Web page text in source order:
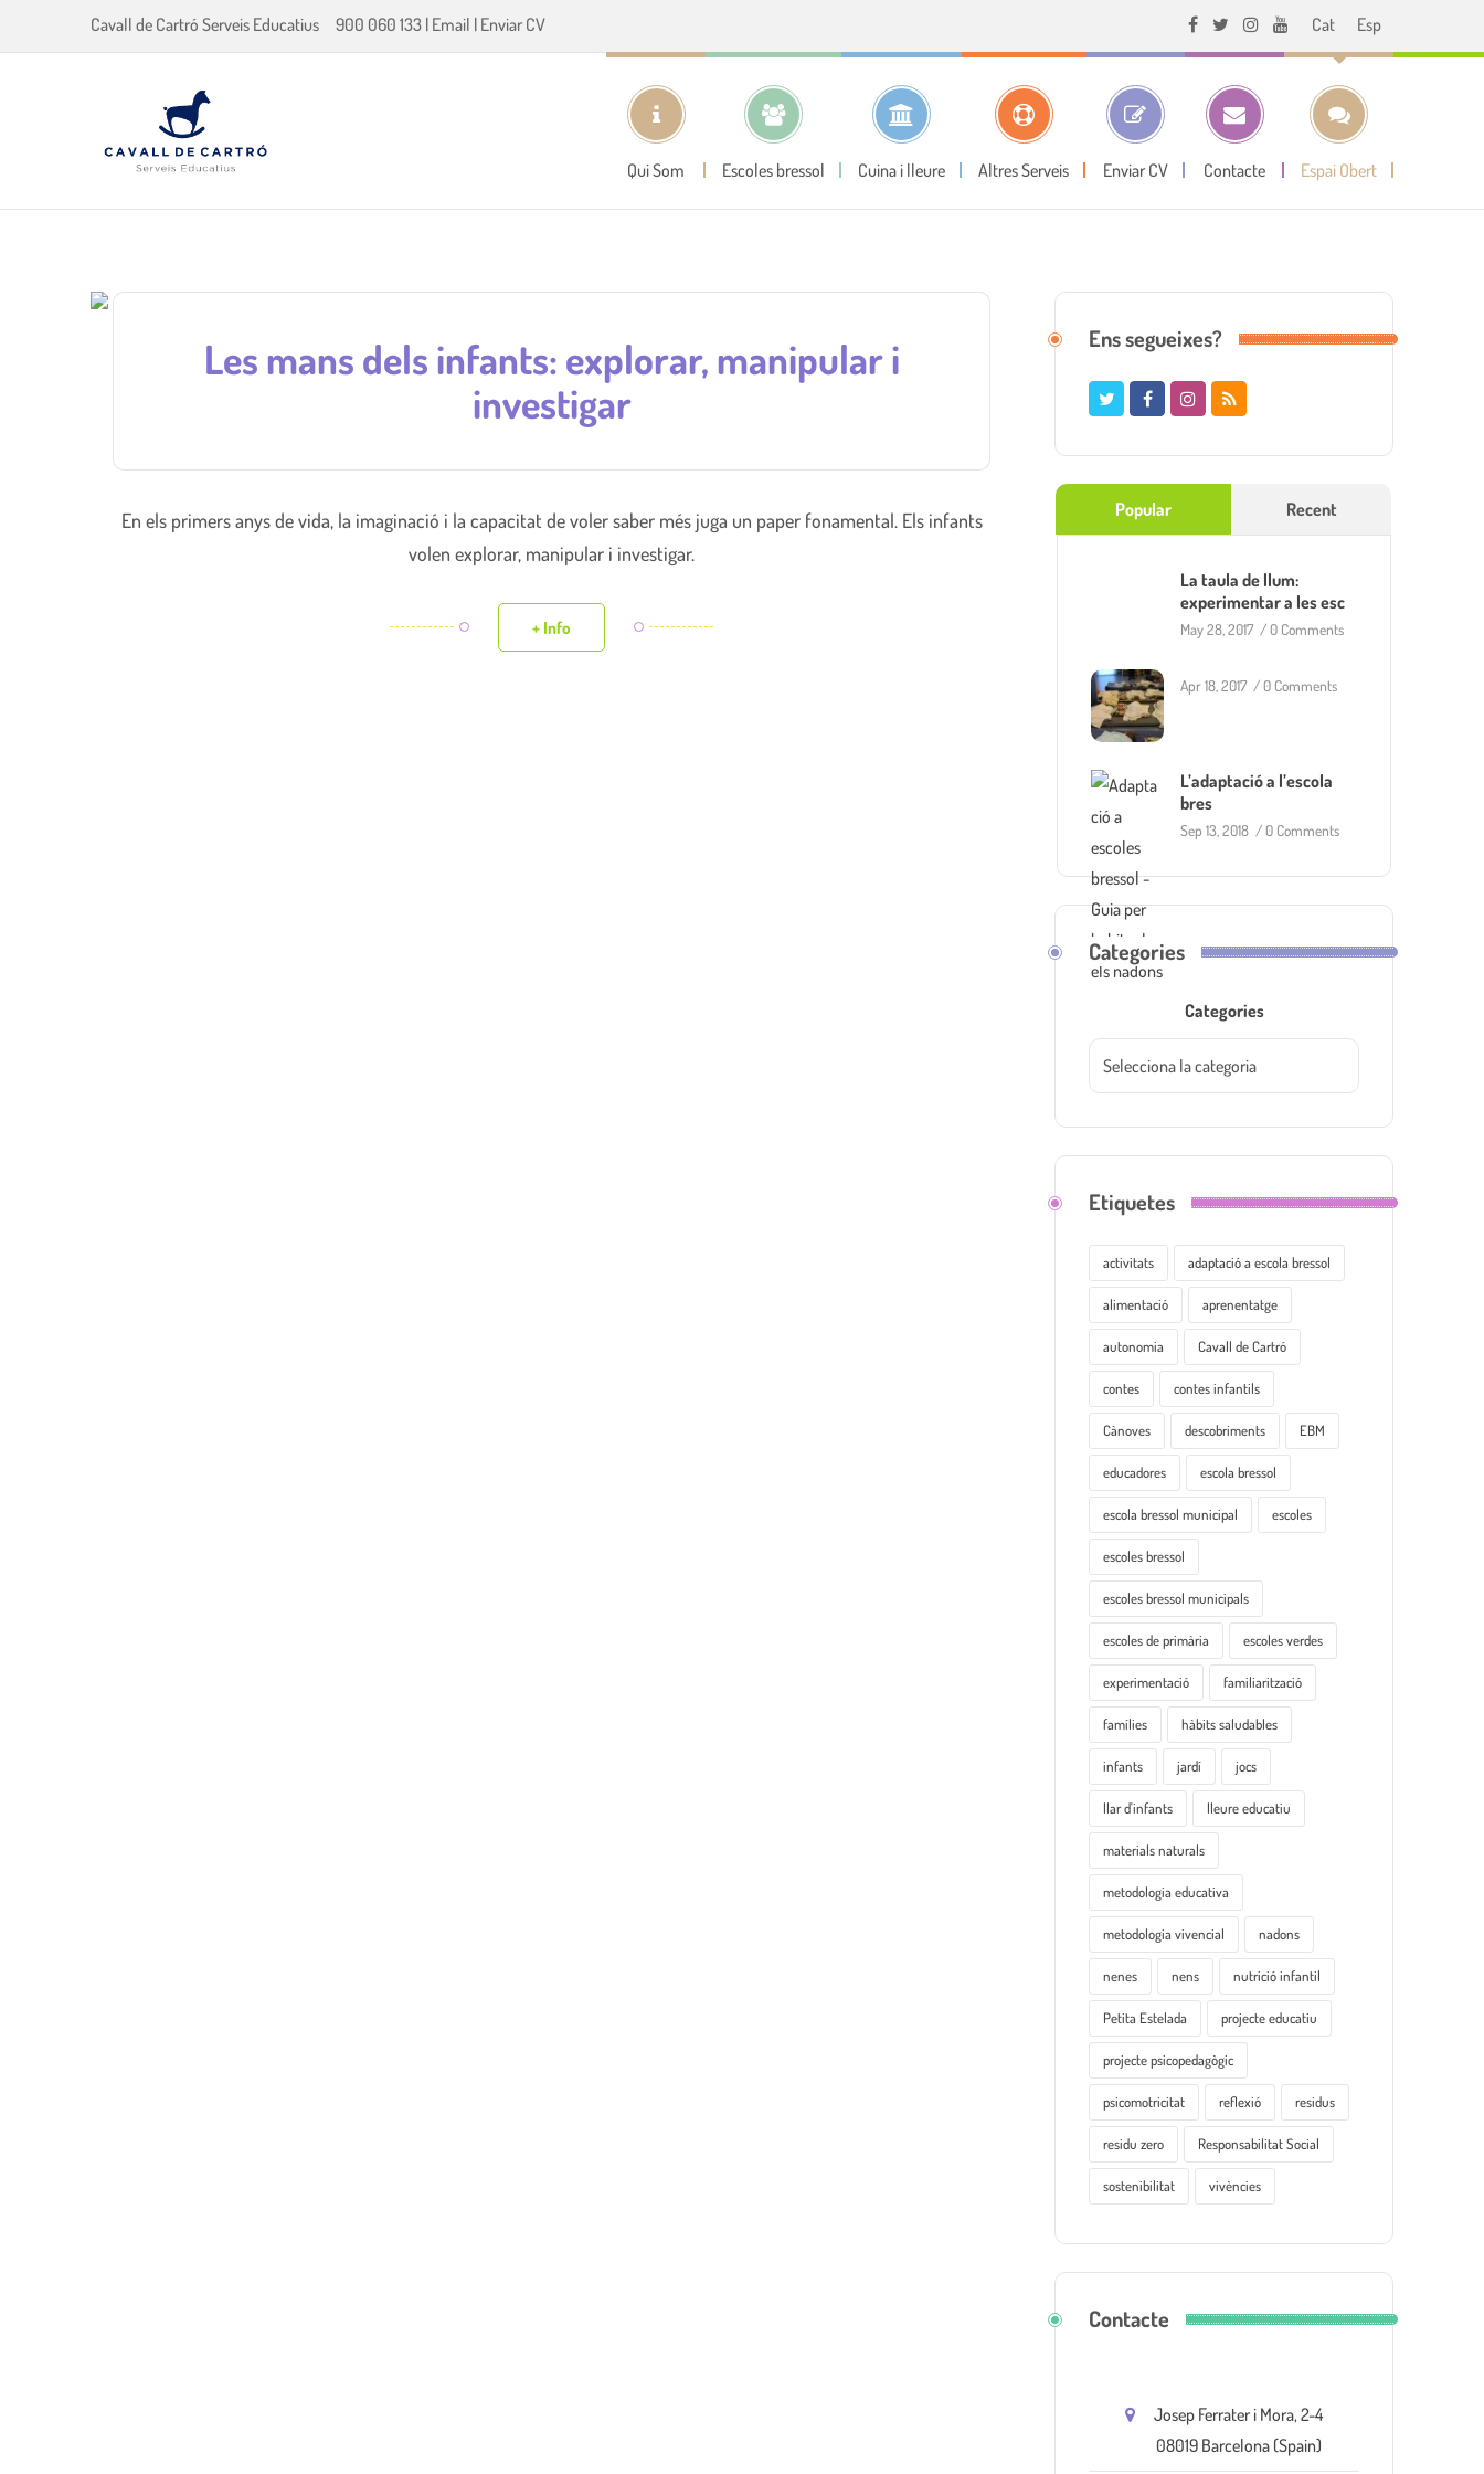
Cavall de Cartró Serveis Educatius 900 060 133 | Email | Enviar CV Cat Esp
Qui Som Escoles bressol Cuina i lleure Altres Serveis Enviar CV Contacte Espai Obert
Les mans dels infants: explorar, manipular i
investigar
En els primers anys de vida, la imaginació i la capacitat de voler saber més juga un paper fonamental. Els infants
volen explorar, manipular i investigar.
+ Info
Ens segueixes?
Popular Recent
La taula de llum:
experimentar a les esc
May 28, 2017 /0 Comments
Apr 18, 2017 /0 Comments
L’adaptació a l’escola
bres
Sep 13, 2018 /0 Comments
Categories
Categories
Etiquetes
activitats adaptació a escola bressol
alimentació aprenentatge
autonomia Cavall de Cartró
contes contes infantils
Cànoves descobriments EBM
educadores escola bressol
escola bressol municipal escoles
escoles bressol
escoles bressol municipals
escoles de primària escoles verdes
experimentació familiarització
famílies hàbits saludables
infants jardí jocs
llar d'infants lleure educatiu
materials naturals
metodologia educativa
metodologia vivencial nadons
nenes nens nutrició infantil
Petita Estelada projecte educatiu
projecte psicopedagògic
psicomotricitat reflexió residus
residu zero Responsabilitat Social
sostenibilitat vivències
Contacte
Josep Ferrater i Mora, 2-4
08019 Barcelona (Spain)